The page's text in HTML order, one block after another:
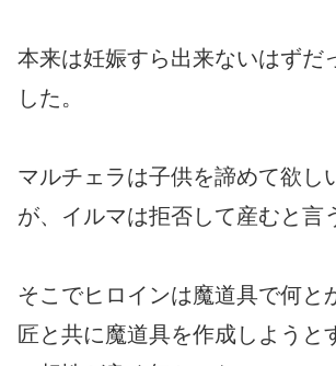
本来は妊娠すら出来ないはずだ
した。
マルチェラは子供を諦めて欲し
が、イルマは拒否して産むと言
そこでヒロインは魔道具で何と
匠と共に魔道具を作成しようと